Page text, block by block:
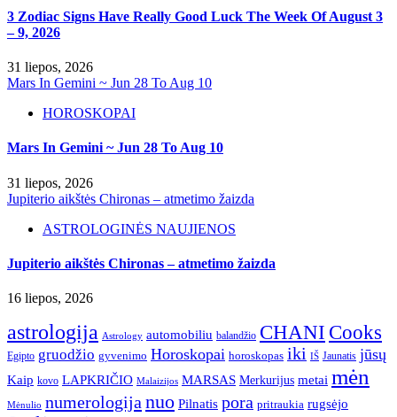
3 Zodiac Signs Have Really Good Luck The Week Of August 3
– 9, 2026
31 liepos, 2026
Mars In Gemini ~ Jun 28 To Aug 10
HOROSKOPAI
Mars In Gemini ~ Jun 28 To Aug 10
31 liepos, 2026
Jupiterio aikštės Chironas – atmetimo žaizda
ASTROLOGINĖS NAUJIENOS
Jupiterio aikštės Chironas – atmetimo žaizda
16 liepos, 2026
astrologija Astrology automobiliu balandžio CHANI Cooks
Egipto gruodžio gyvenimo Horoskopai horoskopas iki IŠ Jaunatis jūsų
Kaip kovo LAPKRIČIO Malaizijos MARSAS Merkurijus metai mėn
Mėnulio numerologija nuo Pilnatis pora pritraukia rugsėjo